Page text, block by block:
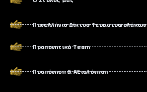
Πανελλήνιο Δίκτυο Τερματοφυλάκων
Προπονητικό Team
Προπόνηση & Αξιολόγηση